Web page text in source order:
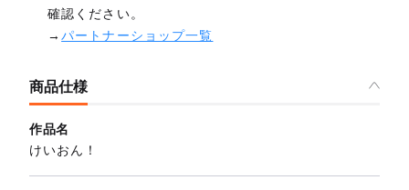
確認ください。
→パートナーショップ一覧
商品仕様
作品名
けいおん！